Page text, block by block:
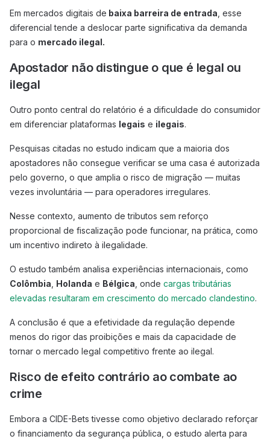
Em mercados digitais de baixa barreira de entrada , esse
diferencial tende a deslocar parte significativa da demanda
para o mercado ilegal.
Apostador não distingue o que é legal ou
ilegal
Outro ponto central do relatório é a dificuldade do consumidor
em diferenciar plataformas legais e ilegais.
Pesquisas citadas no estudo indicam que a maioria dos
apostadores não consegue verificar se uma casa é autorizada
pelo governo, o que amplia o risco de migração — muitas
vezes involuntária — para operadores irregulares.
Nesse contexto, aumento de tributos sem reforço
proporcional de fiscalização pode funcionar, na prática, como
um incentivo indireto à ilegalidade.
O estudo também analisa experiências internacionais, como
Colômbia Holanda e Bélgica , onde cargas tributárias
elevadas resultaram em crescimento do mercado clandestino.
A conclusão é que a efetividade da regulação depende
menos do rigor das proibições e mais da capacidade de
tornar o mercado legal competitivo frente ao ilegal.
Risco de efeito contrário ao combate ao
crime
Embora a CIDE-Bets tivesse como objetivo declarado reforçar
o financiamento da segurança pública, o estudo alerta para